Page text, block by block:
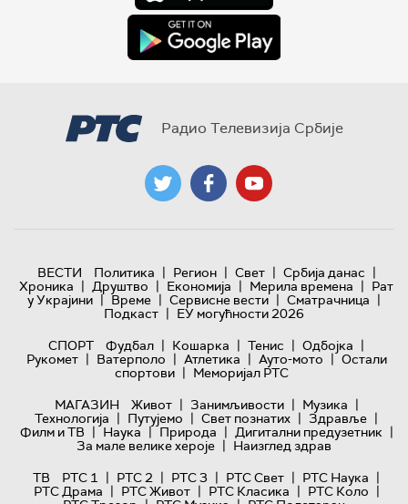
Радио Телевизија Србије
ВЕСТИ Политика | Регион | Свет | Србија данас |
Хроника | Друштво | Економија | Мерила времена | Рат
у Украјини | Време | Сервисне вести | Сматрачница |
Подкаст | ЕУ могућности 2026
СПОРТ
Фудбал | Кошарка | Тенис | Одбојка |
Рукомет | Ватерполо | Атлетика | Ауто-мото | Остали
спортови | Меморијал РТС
МАГАЗИН
Живот | Занимљивости | Музика |
Технологијa | Путујемо | Свет познатих | Здравље |
Филм и ТВ | Наука | Природа | Дигитални предузетник |
За мале велике хероје | Наизглед здрав
ТВ
РТС 1 | РТС 2 | РТС 3 | РТС Свет | РТС Наука |
РТС Драма | РТС Живот | РТС Класика | РТС Коло |